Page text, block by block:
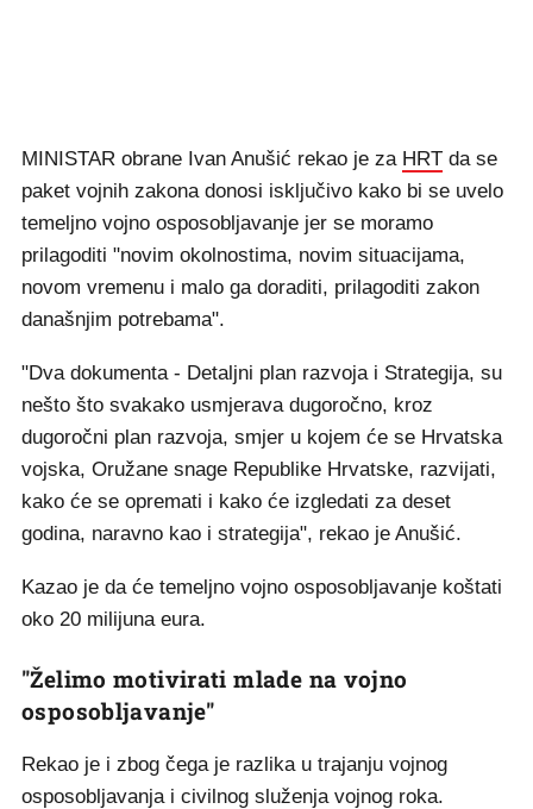
MINISTAR obrane Ivan Anušić rekao je za HRT da se
paket vojnih zakona donosi isključivo kako bi se uvelo
temeljno vojno osposobljavanje jer se moramo
prilagoditi "novim okolnostima, novim situacijama,
novom vremenu i malo ga doraditi, prilagoditi zakon
današnjim potrebama".
"Dva dokumenta - Detaljni plan razvoja i Strategija, su
nešto što svakako usmjerava dugoročno, kroz
dugoročni plan razvoja, smjer u kojem će se Hrvatska
vojska, Oružane snage Republike Hrvatske, razvijati,
kako će se opremati i kako će izgledati za deset
godina, naravno kao i strategija", rekao je Anušić.
Kazao je da će temeljno vojno osposobljavanje koštati
oko 20 milijuna eura.
"Želimo motivirati mlade na vojno
osposobljavanje"
Rekao je i zbog čega je razlika u trajanju vojnog
osposobljavanja i civilnog služenja vojnog roka.